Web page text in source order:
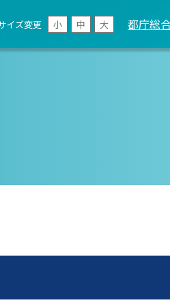
イズ変更 小 中 大 都庁総